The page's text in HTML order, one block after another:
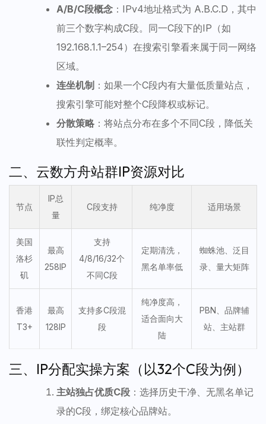
A/B/C段概念 ：IPv4地址格式为 A.B.C.D，其中
前三个数字构成C段。同一C段下的IP（如
192.168.1.1–254）在搜索引擎看来属于同一网络
区域。
连坐机制 ：如果一个C段内有大量低质量站点，
搜索引擎可能对整个C段降权或标记。
分散策略 ：将站点分布在多个不同C段，降低关
联性判定概率。
二、云数方舟站群IP资源对比
节点
IP总
量
C段支持 纯净度 适用场景
美国
洛杉
矶
最高
258IP
支持
4/8/16/32个
不同C段
定期清洗，
黑名单率低
蜘蛛池、泛目
录、量大矩阵
香港
T3+
最高
128IP
支持多C段混
段
纯净度高，
适合面向大
陆
PBN、品牌辅
站、主站群
三、IP分配实操方案（以32个C段为例）
主站独占优质C段 ：选择历史干净、无黑名单记
录的C段，绑定核心品牌站。